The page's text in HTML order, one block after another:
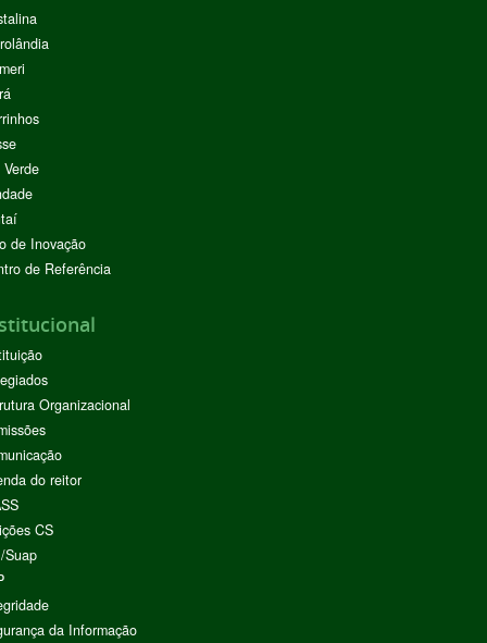
de Inovação
de Referência
Organizacional
do reitor
CS
Suap
da Informação